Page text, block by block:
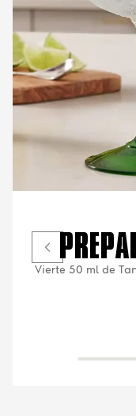
Vierte 50 ml de